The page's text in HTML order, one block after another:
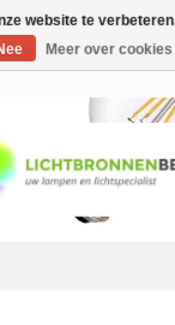
website te
Meer over cookies